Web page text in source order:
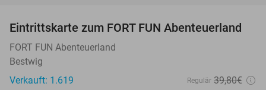
32%
Eintrittskarte zum FORT FUN Abenteuerland
FORT FUN Abenteuerland
Bestwig
Verkauft: 1.619
Regulär 39,80€